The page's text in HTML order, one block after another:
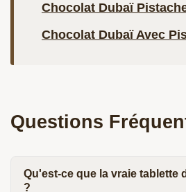
Chocolat Dubaï
Chocolat Dubaï Avec
Questions
Qu'est-ce que la vraie tablette
?